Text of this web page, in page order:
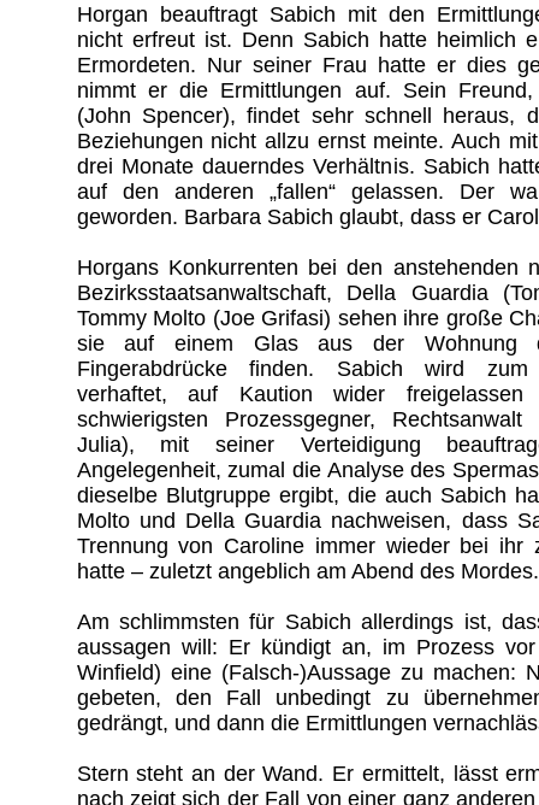
Horgan beauftragt Sabich mit den
nicht erfreut ist. Denn Sabich hatte heimlich
Ermordeten. Nur seiner Frau hatte er dies
nimmt er die Ermittlungen auf. Sein
(John Spencer), findet sehr schnell heraus,
Beziehungen nicht allzu ernst meinte. Auch
drei Monate dauerndes Verhältnis. Sabich
auf den anderen „fallen“ gelassen. Der
geworden. Barbara Sabich glaubt, dass er
Horgans Konkurrenten bei den anstehenden
Bezirksstaatsanwaltschaft, Della Guardia
Tommy Molto (Joe Grifasi) sehen ihre große
sie auf einem Glas aus der Wohnung
Fingerabdrücke finden. Sabich wird zum
verhaftet, auf Kaution wider
schwierigsten Prozessgegner,
Julia), mit seiner Verteidigung
Angelegenheit, zumal die Analyse des
dieselbe Blutgruppe ergibt, die auch Sabich
Molto und Della Guardia nachweisen, dass
Trennung von Caroline immer wieder bei ihr
hatte – zuletzt angeblich am Abend des Mordes.
Am schlimmsten für Sabich allerdings ist,
aussagen will: Er kündigt an, im Prozess
Winfield) eine (Falsch-)Aussage zu machen:
gebeten, den Fall unbedingt zu
gedrängt, und dann die Ermittlungen
Stern steht an der Wand. Er ermittelt, lässt
nach zeigt sich der Fall von einer ganz